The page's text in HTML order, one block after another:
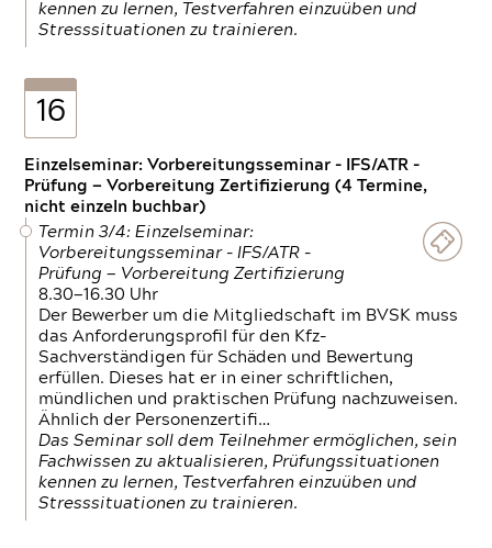
kennen zu lernen, Testverfahren einzuüben und
Stresssituationen zu trainieren.
16
Einzelseminar: Vorbereitungsseminar - IFS/ATR -
Prüfung — Vorbereitung Zertifizierung (4 Termine,
nicht einzeln buchbar)
Termin 3/4: Einzelseminar:
Vorbereitungsseminar - IFS/ATR -
Prüfung — Vorbereitung Zertifizierung
8.30—16.30 Uhr
Der Bewerber um die Mitgliedschaft im BVSK muss
das Anforderungsprofil für den Kfz-
Sachverständigen für Schäden und Bewertung
erfüllen. Dieses hat er in einer schriftlichen,
mündlichen und praktischen Prüfung nachzuweisen.
Ähnlich der Personenzertifi…
Das Seminar soll dem Teilnehmer ermöglichen, sein
Fachwissen zu aktualisieren, Prüfungssituationen
kennen zu lernen, Testverfahren einzuüben und
Stresssituationen zu trainieren.